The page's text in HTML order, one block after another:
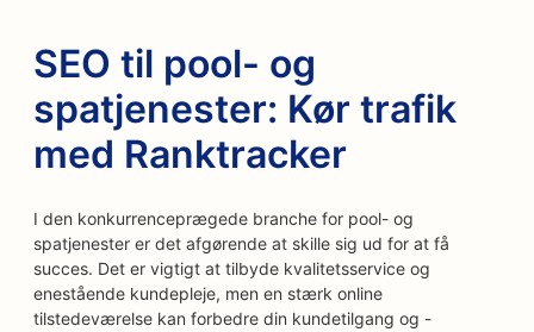
SEO til pool- og
spatjenester: Kør trafik
med Ranktracker
I den konkurrenceprægede branche for pool- og
spatjenester er det afgørende at skille sig ud for at få
succes. Det er vigtigt at tilbyde kvalitetsservice og
enestående kundepleje, men en stærk online
tilstedeværelse kan forbedre din kundetilgang og -